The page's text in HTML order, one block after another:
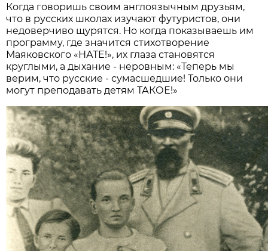
Когда говоришь своим англоязычным друзьям,
что в русских школах изучают футуристов, они
недоверчиво щурятся. Но когда показываешь им
программу, где значится стихотворение
Маяковского «НАТЕ!», их глаза становятся
круглыми, а дыхание - неровным: «Теперь мы
верим, что русские - сума­сшедшие! Только они
могут преподавать детям ТАКОЕ!»